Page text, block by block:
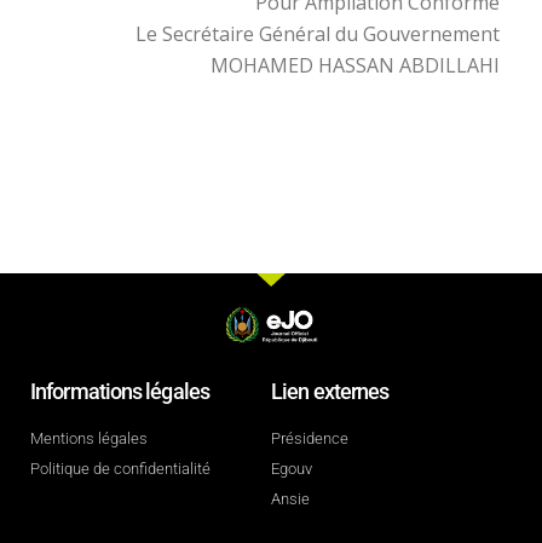
Le Secrétaire Général du Gouvernement
MOHAMED HASSAN ABDILLAHI
Informations légales
Mentions légales
Politique de confidentialité
Lien externes
Présidence
Egouv
Ansie